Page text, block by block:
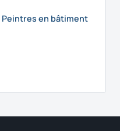
Peintres en bâtiment